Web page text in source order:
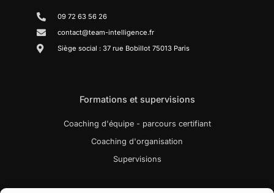
09 72 63 56 26
contact@team-intelligence.fr
Siège social : 37 rue Bobillot 75013 Paris
Formations et supervisions
Coaching d'équipe - parcours certifiant
Coaching d'organisation
Supervisions